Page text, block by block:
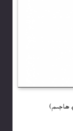
ھاجىم)